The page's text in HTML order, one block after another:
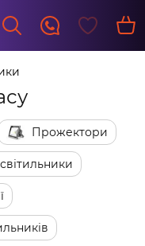
Прожектори